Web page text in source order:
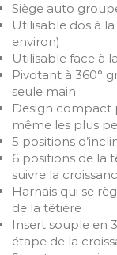
Siège auto
Utilisable dos à
environ)
Utilisable face à
Pivotant à 360°
seule main
Design compact
même les plus
5 positions
6 positions de la
suivre la
Harnais qui se
de la têtière
Insert souple en
étape de la